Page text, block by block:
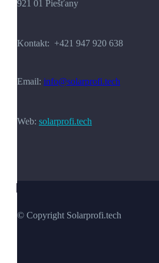
921 01 Piešťany
Kontakt: +421 947 920 638
Email: info@solarprofi.tech
Web: solarprofi.tech
© Copyright Solarprofi.tech